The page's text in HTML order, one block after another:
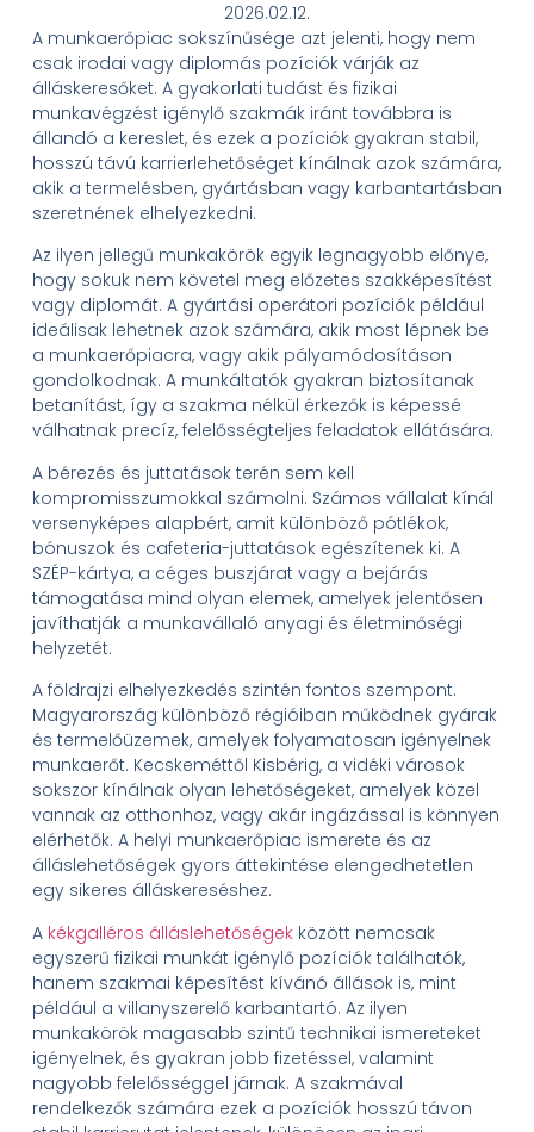
2026.02.12.
A munkaerőpiac sokszínűsége azt jelenti, hogy nem
csak irodai vagy diplomás pozíciók várják az
álláskeresőket. A gyakorlati tudást és fizikai
munkavégzést igénylő szakmák iránt továbbra is
állandó a kereslet, és ezek a pozíciók gyakran stabil,
hosszú távú karrierlehetőséget kínálnak azok számára,
akik a termelésben, gyártásban vagy karbantartásban
szeretnének elhelyezkedni.
Az ilyen jellegű munkakörök egyik legnagyobb előnye,
hogy sokuk nem követel meg előzetes szakképesítést
vagy diplomát. A gyártási operátori pozíciók például
ideálisak lehetnek azok számára, akik most lépnek be
a munkaerőpiacra, vagy akik pályamódosításon
gondolkodnak. A munkáltatók gyakran biztosítanak
betanítást, így a szakma nélkül érkezők is képessé
válhatnak precíz, felelősségteljes feladatok ellátására.
A bérezés és juttatások terén sem kell
kompromisszumokkal számolni. Számos vállalat kínál
versenyképes alapbért, amit különböző pótlékok,
bónuszok és cafeteria-juttatások egészítenek ki. A
SZÉP-kártya, a céges buszjárat vagy a bejárás
támogatása mind olyan elemek, amelyek jelentősen
javíthatják a munkavállaló anyagi és életminőségi
helyzetét.
A földrajzi elhelyezkedés szintén fontos szempont.
Magyarország különböző régióiban működnek gyárak
és termelőüzemek, amelyek folyamatosan igényelnek
munkaerőt. Kecskeméttől Kisbérig, a vidéki városok
sokszor kínálnak olyan lehetőségeket, amelyek közel
vannak az otthonhoz, vagy akár ingázással is könnyen
elérhetők. A helyi munkaerőpiac ismerete és az
álláslehetőségek gyors áttekintése elengedhetetlen
egy sikeres álláskereséshez.
A kékgalléros álláslehetőségekközött nemcsak
egyszerű fizikai munkát igénylő pozíciók találhatók,
hanem szakmai képesítést kívánó állások is, mint
például a villanyszerelő karbantartó. Az ilyen
munkakörök magasabb szintű technikai ismereteket
igényelnek, és gyakran jobb fizetéssel, valamint
nagyobb felelősséggel járnak. A szakmával
rendelkezők számára ezek a pozíciók hosszú távon